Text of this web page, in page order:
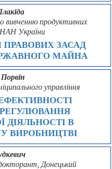
вивченню продуктивних
НАН України
ЗАСАД
МАЙНА
управління
ДІЯЛЬНОСТІ В
ВИРОБНИЦТВІ
Донецький